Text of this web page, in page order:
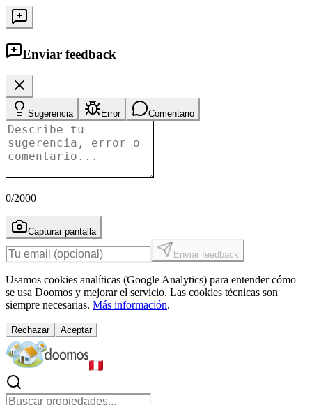
Enviar feedback
Sugerencia Error Comentario
0/2000
Capturar pantalla
Enviar feedback
Usamos cookies analíticas (Google Analytics) para entender cómo
se usa Doomos y mejorar el servicio. Las cookies técnicas son
siempre necesarias. Más información.
Rechazar Aceptar